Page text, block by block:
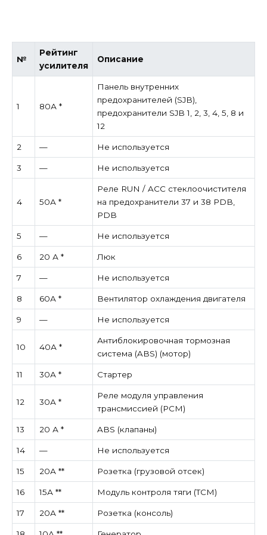
№
Рейтинг
усилителя
Описание
1 80А *
Панель внутренних
предохранителей (SJB),
предохранители SJB 1, 2, 3, 4, 5, 8 и
12
2 — Не используется
3 — Не используется
4 50А *
Реле RUN / ACC стеклоочистителя
на предохранители 37 и 38 PDB,
PDB
5 — Не используется
6 20 А * Люк
7 — Не используется
8 60А * Вентилятор охлаждения двигателя
9 — Не используется
10 40А *
Антиблокировочная тормозная
система (ABS) (мотор)
11 30А * Стартер
12 30А *
Реле модуля управления
трансмиссией (PCM)
13 20 А * ABS (клапаны)
14 — Не используется
15 20А ** Розетка (грузовой отсек)
16 15А ** Модуль контроля тяги (TCM)
17 20А ** Розетка (консоль)